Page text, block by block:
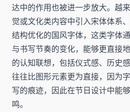
达中的作用也被进一步放大。越
觉或文化类内容中引入宋体体系
结构优化的国风字体，这类字体
与书写节奏的变化，能够更直接
的认知联想，包括仪式感、历史
往往比图形元素更为直接，因为
写的痕迹，因此在节日设计中能
鸣。